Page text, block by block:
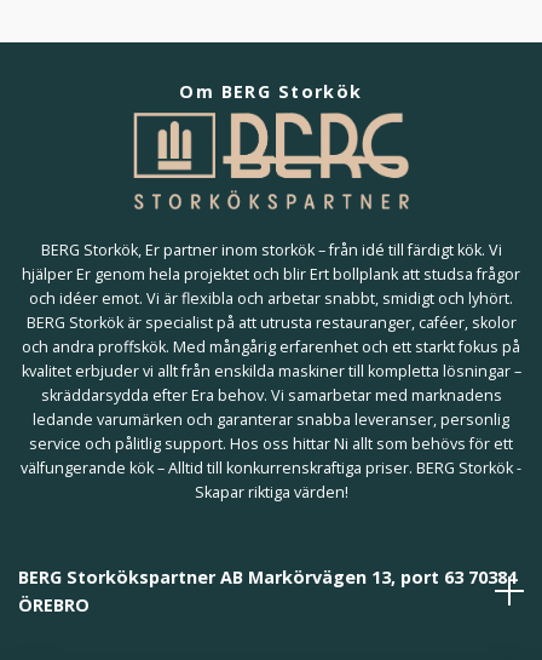
Om BERG Storkök
BERG Storkök, Er partner inom storkök – från idé till färdigt kök. Vi
hjälper Er genom hela projektet och blir Ert bollplank att studsa frågor
och idéer emot. Vi är flexibla och arbetar snabbt, smidigt och lyhört.
BERG Storkök är specialist på att utrusta restauranger, caféer, skolor
och andra proffskök. Med mångårig erfarenhet och ett starkt fokus på
kvalitet erbjuder vi allt från enskilda maskiner till kompletta lösningar –
skräddarsydda efter Era behov. Vi samarbetar med marknadens
ledande varumärken och garanterar snabba leveranser, personlig
service och pålitlig support. Hos oss hittar Ni allt som behövs för ett
välfungerande kök – Alltid till konkurrenskraftiga priser. BERG Storkök -
Skapar riktiga värden!
BERG Storkökspartner AB Markörvägen 13, port 63 70384
ÖREBRO